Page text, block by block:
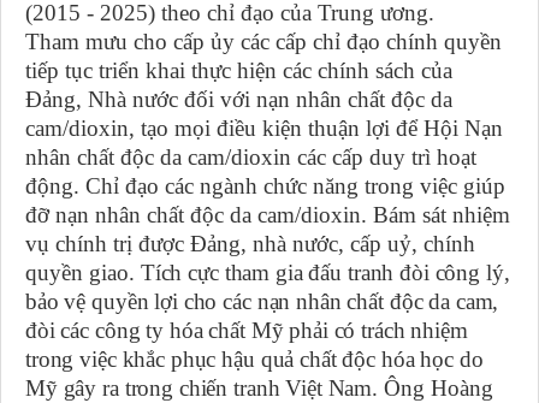
(2015 - 2025) theo chỉ đạo của Trung ương.
Tham mưu cho cấp ủy các cấp chỉ đạo chính quyền
tiếp tục triển khai thực hiện các chính sách của
Đảng, Nhà nước đối với nạn nhân chất độc da
cam/dioxin, tạo mọi điều kiện thuận lợi để Hội Nạn
nhân chất độc da cam/dioxin các cấp duy trì hoạt
động. Chỉ đạo các ngành chức năng trong việc giúp
đỡ nạn nhân chất độc da cam/dioxin. Bám sát nhiệm
vụ chính trị được Đảng, nhà nước, cấp uỷ, chính
quyền giao. Tích cực tham gia đấu tranh đòi công lý,
bảo vệ quyền lợi cho các nạn nhân chất độc da cam,
đòi các công ty hóa chất Mỹ phải có trách nhiệm
trong việc khắc phục hậu quả chất độc hóa học do
Mỹ gây ra trong chiến tranh Việt Nam. Ông Hoàng